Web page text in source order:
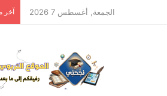
الجمعة, أغسطس 7 2026 آخر